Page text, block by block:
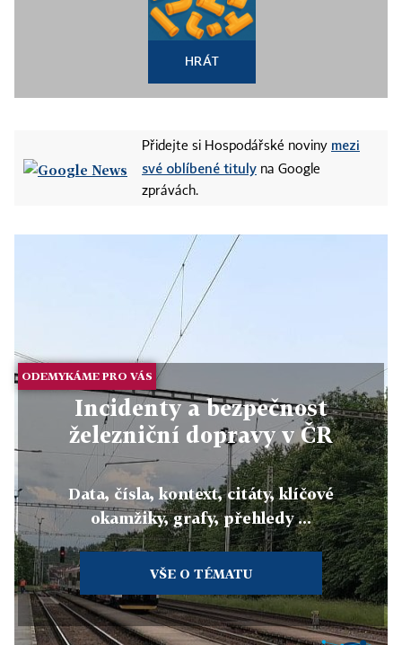
HRÁT
Přidejte si Hospodářské noviny mezi
své oblíbené tituly na Google
zprávách.
ODEMYKÁME PRO VÁS
Incidenty a bezpečnost
železniční dopravy v ČR
Data, čísla, kontext, citáty, klíčové
okamžiky, grafy, přehledy ...
VŠE O TÉMATU